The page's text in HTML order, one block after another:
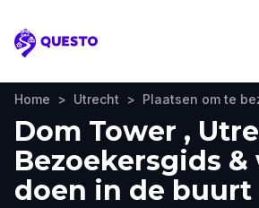
Questo
Home > Utrecht > Plaatsen om te
Dom Tower ,
Bezoekersgids &
doen in de buurt